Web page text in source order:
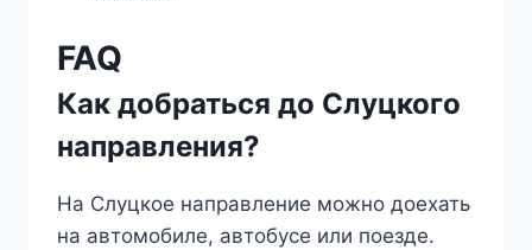
FAQ
Как добраться до Слуцкого
направления?
На Слуцкое направление можно доехать
на автомобиле, автобусе или поезде.